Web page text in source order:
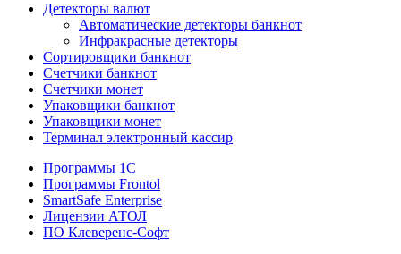
Детекторы валют
Автоматические детекторы банкнот
Инфракрасные детекторы
Сортировщики банкнот
Счетчики банкнот
Счетчики монет
Упаковщики банкнот
Упаковщики монет
Терминал электронный кассир
Программы 1C
Программы Frontol
SmartSafe Enterprise
Лицензии АТОЛ
ПО Клеверенс-Софт